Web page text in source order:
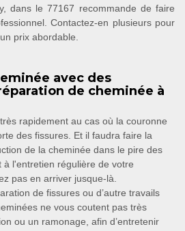
dans le 77167 recommande de faire
Contactez-en plusieurs pour
prix abordable.
avec des
de cheminée à
rapidement au cas où la couronne
des fissures. Et il faudra faire la
de la cheminée dans le pire des
l'entretien régulière de votre
pas en arriver jusque-là.
de fissures ou d’autre travails
ne vous coutent pas très
ou un ramonage, afin d’entretenir